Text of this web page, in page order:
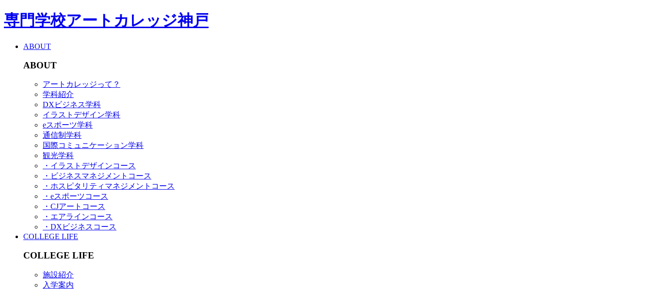
専門学校アートカレッジ神戸
ABOUT
ABOUT
アートカレッジって？
学科紹介
DXビジネス学科
イラストデザイン学科
eスポーツ学科
通信制学科
国際コミュニケーション学科
観光学科
・イラストデザインコース
・ビジネスマネジメントコース
・ホスピタリティマネジメントコース
・eスポーツコース
・CJアートコース
・エアラインコース
・DXビジネスコース
COLLEGE LIFE
COLLEGE LIFE
施設紹介
入学案内